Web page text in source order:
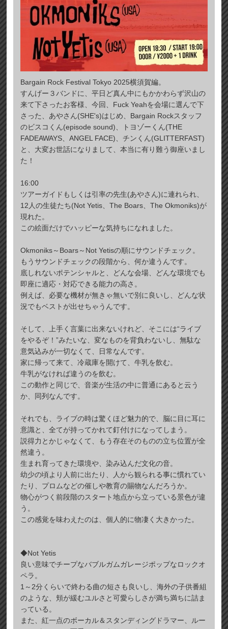
Bargain Rock Festival Tokyo 2025横須賀編。
すんげー３バンドに、平日ど真ん中にもかかわらず沢山の
来て下さったお客様、今回、Fuck Yeahを会場に選んで下
さった、あやさん(SHE's)はじめ、Bargain Rockスタッフ
のビスコくん(episode sound)、トヨゾーくん(THE
FADEAWAYS、ANGEL FACE)、チンくん(GLITTERFAST)
と、大変お世話になりまして、本当に有り難う御座いまし
た！
16:00
ツアーガイドもしくは引率の先生(あやさん)に連れられ、
12人の生徒たち(Not Yetis、The Boars、The Okmoniks)が
現れた。
この絵面だけでハッピーな気持ちになれました。
Okmoniks～Boars～Not Yetisの順にサウンドチェック。
もうサウンドチェックの段階から、何か違うんです。
底しれないポテンシャルと、どんな会場、どんな環境でも
即座に適応・対応できる能力の高さ。
例えば、必要な機材が無きゃ無いで別に良いし、どんな状
況でもベストが出せちゃうんです。
そして、上手く言葉に出来ないけれど、そこには“ライブ
をやるぞ！”みたいな、変なものを背負わないし、無駄な
意気込みが一切なくて、日常なんです。
家に帰って来て、冷蔵庫を開けて、牛乳を飲む。
牛乳がなければ違うのを飲む。
この動作と同じで、音楽が生活の中に普通にあると云う
か、同列なんです。
それでも、ライブの時は驚くほど魅力的で、脳に目に耳に
意識と、全てが持ってかれて釘付けになってしまう。
説得力とかじゃなくて、もう存在そのものの立ち位置が全
然違う。
生まれ育ってきた環境や、染み込んだ文化の音。
幼少の頃より人前に出たり、人から観られる事に慣れてい
たり、プロムなどの催しや教育の賜物なんだろうか。
物心がつく前段階のスタート地点から立っている景色が違
う。
この感覚を味わえたのは、個人的に物凄く大きかった。
◆Not Yetis
良い意味でチープなバブルガムガレージポップなロックオ
ペラ。
1～2分くらいで終わる曲の短さも良いし、海外の子供番組
のような、頬が緩むユルさと可愛らしさが満ち満ちに詰ま
っている。
また、紅一点のボーカル＆スタンディングドラマー、ルー